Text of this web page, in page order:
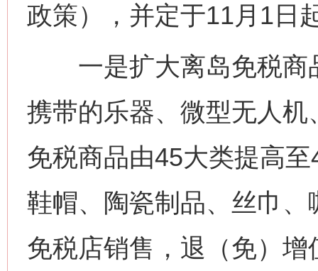
政策），并定于11月1日
一是扩大离岛免税商
携带的乐器、微型无人
免税商品由45大类提高
鞋帽、陶瓷制品、丝巾
免税店销售，退（免）